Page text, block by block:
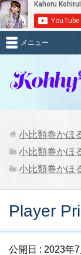
メニュー
小比類巻かほ
小比類巻かほ
小比類巻かほ
Player
公開日 : 2023年7